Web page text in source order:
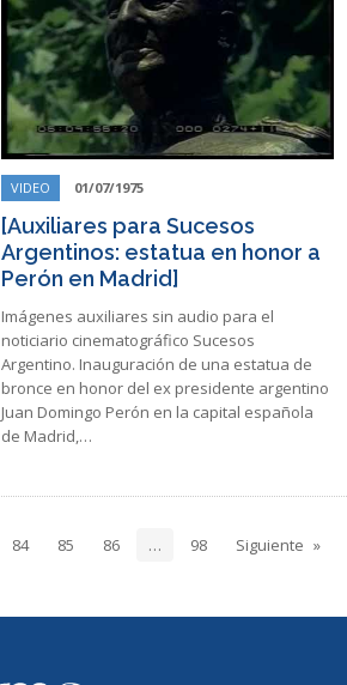
VIDEO 01/07/1975
[Auxiliares para Sucesos
Argentinos: estatua en honor a
Perón en Madrid]
Imágenes auxiliares sin audio para el
noticiario cinematográfico Sucesos
Argentino. Inauguración de una estatua de
bronce en honor del ex presidente argentino
Juan Domingo Perón en la capital española
de Madrid,…
84 85 86 … 98 Siguiente